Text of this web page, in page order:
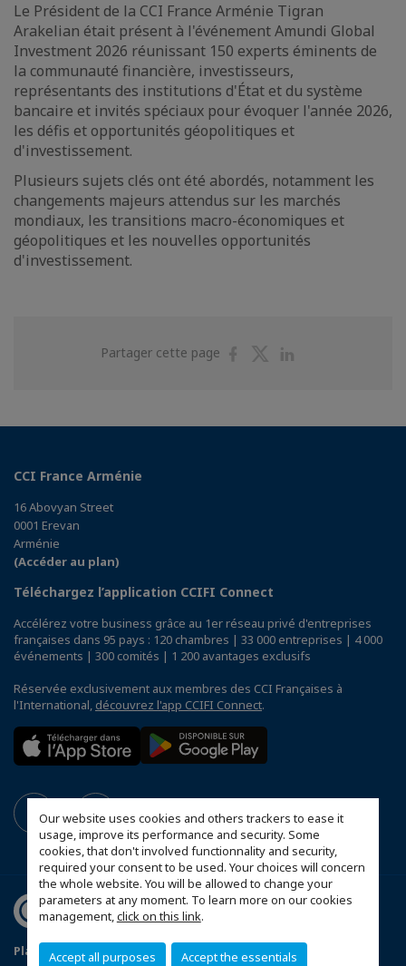
Our website uses cookies and others trackers to ease it
usage, improve its performance and security. Some
cookies, that don't involved functionnality and security,
required your consent to be used. Your choices will concern
the whole website. You will be allowed to change your
parameters at any moment. To learn more on our cookies
management,click on this link.
Accept all purposes Accept the essentials
Le Président de la CCI France Arménie Tigran
Arakelian était présent à l'événement Amundi Global
Investment 2026 réunissant 150 experts éminents de
la communauté financière, investisseurs,
représentants des institutions d'État et du système
bancaire et invités spéciaux pour évoquer l'année 2026,
les défis et opportunités géopolitiques et
d'investissement.
Plusieurs sujets clés ont été abordés, notamment les
changements majeurs attendus sur les marchés
mondiaux, les transitions macro-économiques et
géopolitiques et les nouvelles opportunités
d'investissement.
Partager cette page
PartagerPartager
CCI France Arménie
16 Abovyan Street
0001 Erevan
Arménie
(Accéder au plan)
Téléchargez l’application CCIFI Connect
Accélérez votre business grâce au 1er réseau privé d'entreprises
françaises dans 95 pays : 120 chambres | 33 000 entreprises | 4 000
événements | 300 comités | 1 200 avantages exclusifs
Réservée exclusivement aux membres des CCI Françaises à
l'International, découvrez l'app CCIFI Connect.
Plan du site Mentions Légales